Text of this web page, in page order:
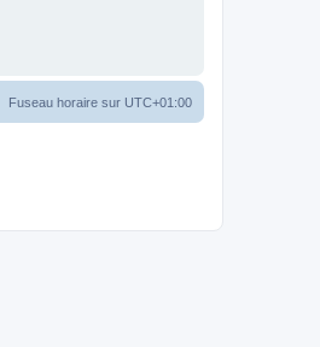
Fuseau horaire sur UTC+01:00